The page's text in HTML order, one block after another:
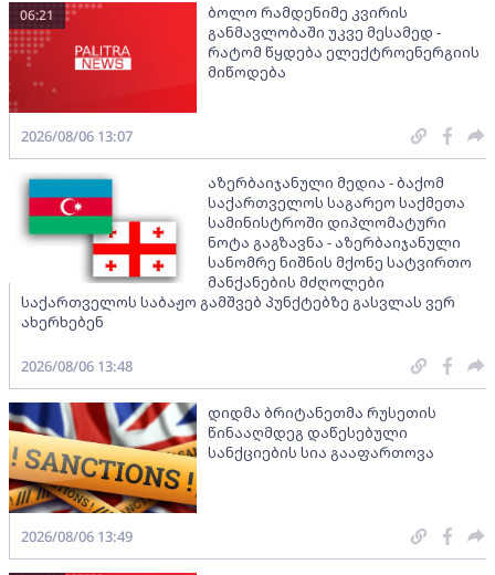
ბოლო რამდენიმე კვირის
განმავლობაში უკვე მესამედ -
რატომ წყდება ელექტროენერგიის
მიწოდება
06:21
2026/08/06 13:07
აზერბაიჯანული მედია - ბაქომ
საქართველოს საგარეო საქმეთა
სამინისტროში დიპლომატური
ნოტა გაგზავნა - აზერბაიჯანული
სანომრე ნიშნის მქონე სატვირთო
მანქანების მძღოლები
საქართველოს საბაჟო გამშვებ პუნქტებზე გასვლას ვერ
ახერხებენ
2026/08/06 13:48
დიდმა ბრიტანეთმა რუსეთის
წინააღმდეგ დაწესებული
სანქციების სია გააფართოვა
2026/08/06 13:49